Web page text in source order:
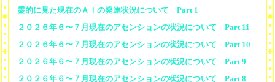
霊的に見た現在のＡＩの発達状況について Part 1
２０２６年６〜７月現在のアセンションの状況について Part 11
２０２６年６〜７月現在のアセンションの状況について Part 10
２０２６年６〜７月現在のアセンションの状況について Part 9
２０２６年６〜７月現在のアセンションの状況について Part 8